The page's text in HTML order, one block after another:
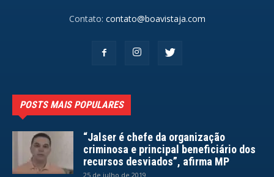
Contato: contato@boavistaja.com
POSTS MAIS POPULARES
“Jalser é chefe da organização
criminosa e principal beneficiário dos
recursos desviados”, afirma MP
25 de julho de 2019